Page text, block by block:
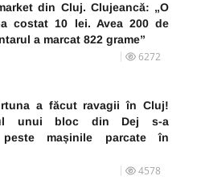
din Cluj. Clujeancă: „O
a costat 10 lei. Avea 200 de
a marcat 822 grame”
6272
a făcut ravagii în Cluj!
unui bloc din Dej s-a
peste mașinile parcate în
4578